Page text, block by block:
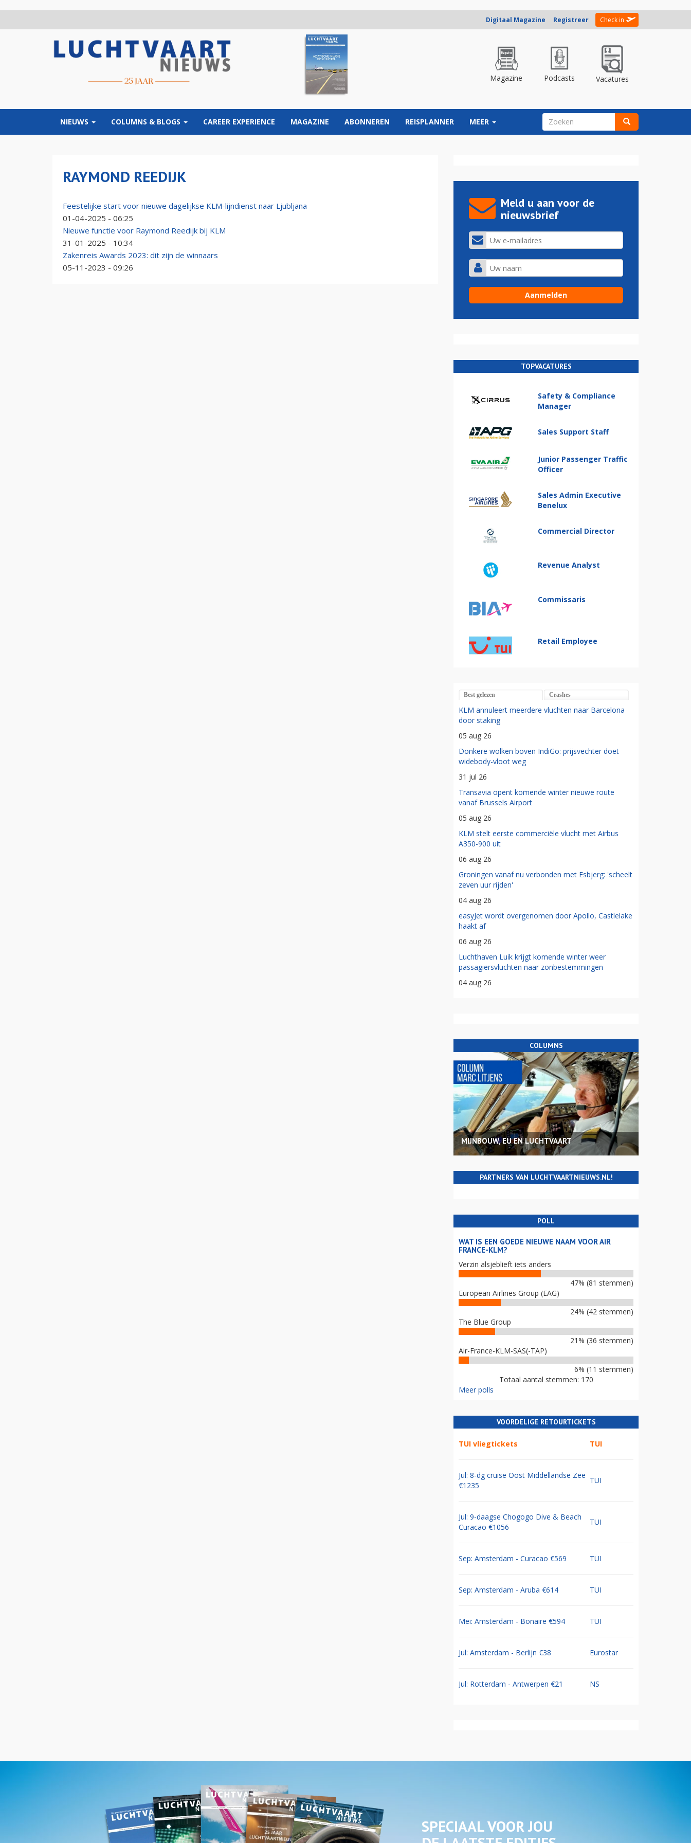
Digitaal Magazine Registreer Check in
Magazine Podcasts Vacatures
NIEUWS COLUMNS & BLOGS CAREER EXPERIENCE MAGAZINE ABONNEREN REISPLANNER MEER ZOEKVELD
RAYMOND REEDIJK
Feestelijke start voor nieuwe dagelijkse KLM-lijndienst naar Ljubljana
01-04-2025 - 06:25
Nieuwe functie voor Raymond Reedijk bij KLM
31-01-2025 - 10:34
Zakenreis Awards 2023: dit zijn de winnaars
05-11-2023 - 09:26
Meld u aan voor de
nieuwsbrief
TOPVACATURES
Safety & Compliance
Manager
Sales Support Staff
Junior Passenger Traffic
Officer
Sales Admin Executive
Benelux
Commercial Director
Revenue Analyst
Commissaris
Retail Employee
Best gelezen Crashes
KLM annuleert meerdere vluchten naar Barcelona
door staking
05 aug 26
Donkere wolken boven IndiGo: prijsvechter doet
widebody-vloot weg
31 jul 26
Transavia opent komende winter nieuwe route
vanaf Brussels Airport
05 aug 26
KLM stelt eerste commerciële vlucht met Airbus
A350-900 uit
06 aug 26
Groningen vanaf nu verbonden met Esbjerg: 'scheelt
zeven uur rijden'
04 aug 26
easyJet wordt overgenomen door Apollo, Castlelake
haakt af
06 aug 26
Luchthaven Luik krijgt komende winter weer
passagiersvluchten naar zonbestemmingen
04 aug 26
COLUMNS
MIJNBOUW, EU EN LUCHTVAART
PARTNERS VAN LUCHTVAARTNIEUWS.NL!
POLL
WAT IS EEN GOEDE NIEUWE NAAM VOOR AIR
FRANCE-KLM?
Verzin alsjeblieft iets anders
47% (81 stemmen)
European Airlines Group (EAG)
24% (42 stemmen)
The Blue Group
21% (36 stemmen)
Air-France-KLM-SAS(-TAP)
6% (11 stemmen)
Totaal aantal stemmen: 170
Meer polls
VOORDELIGE RETOURTICKETS
TUI vliegtickets TUI
Jul: 8-dg cruise Oost Middellandse Zee
€1235
TUI
Jul: 9-daagse Chogogo Dive & Beach
Curacao €1056
TUI
Sep: Amsterdam - Curacao €569 TUI
Sep: Amsterdam - Aruba €614 TUI
Mei: Amsterdam - Bonaire €594 TUI
Jul: Amsterdam - Berlijn €38 Eurostar
Jul: Rotterdam - Antwerpen €21 NS
SPECIAAL VOOR JOU